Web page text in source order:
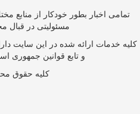
تمامی اخبار بطور خودکار از
مسئولیتی در قبال
کلیه خدمات ارائه شده در این سایت
و تابع قوانین جمهوری
کلیه حقوق